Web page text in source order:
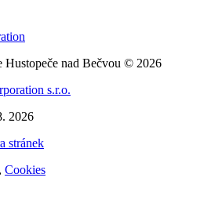
Hustopeče nad Bečvou © 2026
s.r.o.
2026
stránek
, Cookies